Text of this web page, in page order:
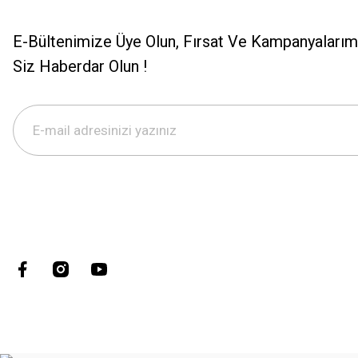
E-Bültenimize Üye Olun, Fırsat Ve
Siz Haberdar Olun !